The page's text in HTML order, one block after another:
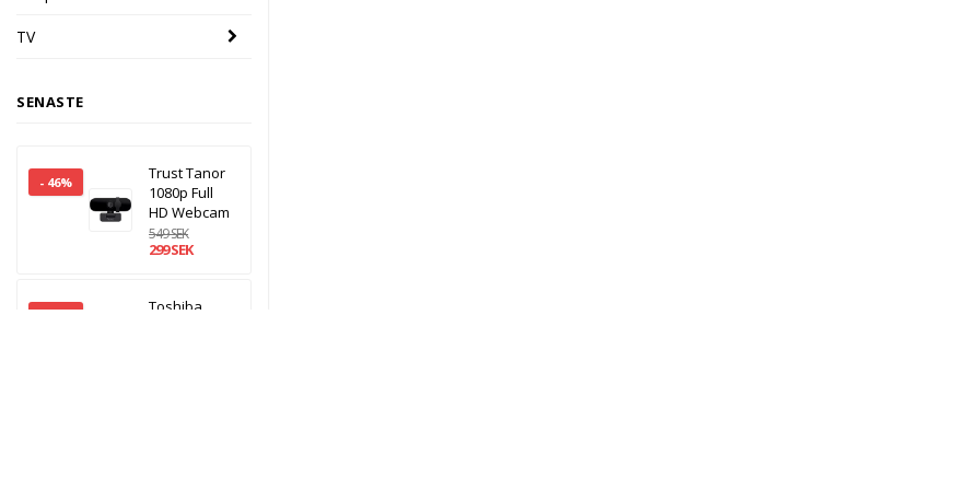
TV
SENASTE
- 46%
Trust Tanor
1080p Full
HD Webcam
549 SEK
299 SEK
- 14%
Toshiba